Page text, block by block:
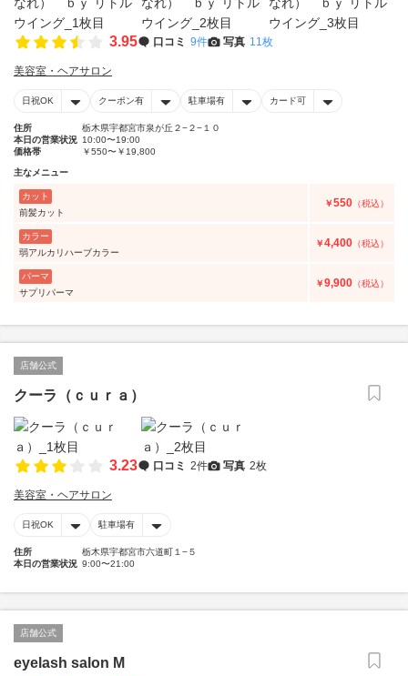
3.95 口コミ 9件 写真 11枚
美容室・ヘアサロン
日祝OK クーポン有 駐車場有 カード可
住所
栃木県宇都宮市泉が丘２−２−１０
本日の営業状況 10:00〜19:00
価格帯
￥550〜￥19,800
主なメニュー
カット
前髪カット
￥550 （税込）
カラー
弱アルカリハーブカラー
￥4,400 （税込）
パーマ
サプリパーマ
￥9,900 （税込）
店舗公式
クーラ（ｃｕｒａ）
3.23 口コミ 2件 写真 2枚
美容室・ヘアサロン
日祝OK 駐車場有
住所
栃木県宇都宮市六道町１−５
本日の営業状況 9:00〜21:00
店舗公式
eyelash salon M